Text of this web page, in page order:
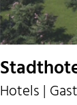
Hotels |